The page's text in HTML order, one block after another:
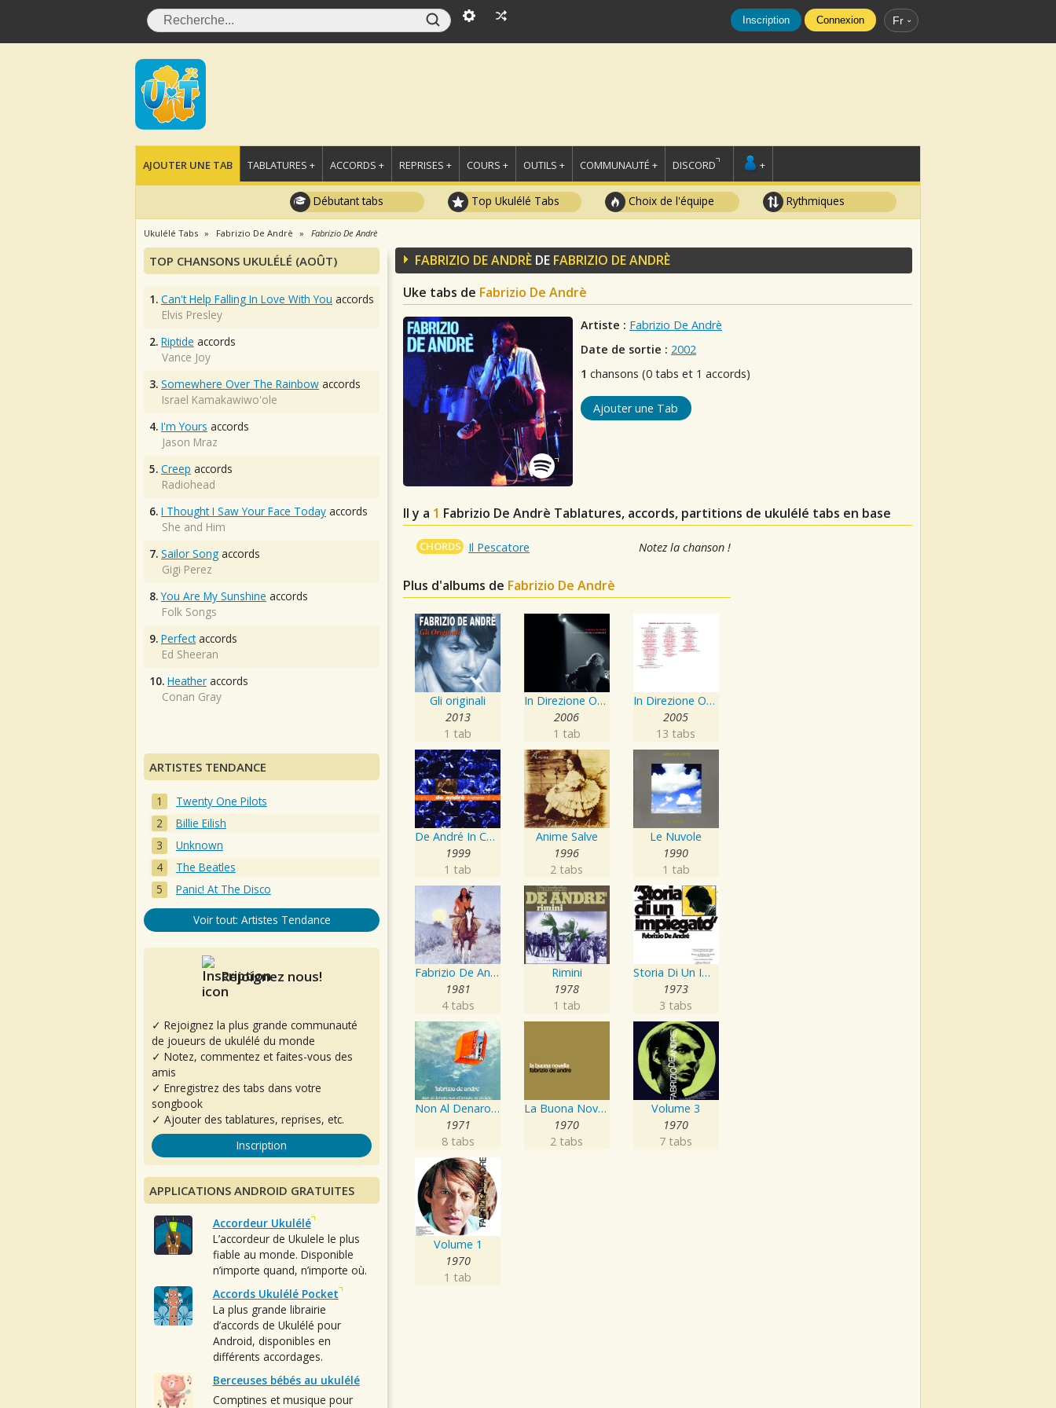
Inscription Connexion Fr
AJOUTER UNE TAB TABLATURES + ACCORDS + REPRISES + COURS + OUTILS + COMMUNAUTÉ + DISCORD +
Débutant tabs Top Ukulélé Tabs Choix de l'équipe Rythmiques
Ukulélé Tabs Fabrizio De Andrè Fabrizio De Andrè
FABRIZIO DE ANDRÈ DE FABRIZIO DE ANDRÈ
Uke tabs de Fabrizio De Andrè
Artiste : Fabrizio De Andrè
Date de sortie : 2002
1 chansons (0 tabs et 1 accords)
Ajouter une Tab
Il y a 1 Fabrizio De Andrè Tablatures, accords, partitions de ukulélé tabs en base
CHORDS Il Pescatore Notez la chanson !
Plus d'albums de Fabrizio De Andrè
Gli originali
2013
1 tab
In Direzione Ostinata E Contraria Vol 2
2006
1 tab
In Direzione Ostinata e Contraria
2005
13 tabs
De André In Concerto
1999
1 tab
Anime Salve
1996
2 tabs
Le Nuvole
1990
1 tab
Fabrizio De André
1981
4 tabs
Rimini
1978
1 tab
Storia Di Un Impiegato
1973
3 tabs
Non Al Denaro, Non All'Amore, Ne Al Cielo
1971
8 tabs
La Buona Novella
1970
2 tabs
Volume 3
1970
7 tabs
Volume 1
1970
1 tab
TOP CHANSONS UKULÉLÉ (AOÛT)
1. Can't Help Falling In Love With You accords
Elvis Presley
2. Riptide accords
Vance Joy
3. Somewhere Over The Rainbow accords
Israel Kamakawiwo'ole
4. I'm Yours accords
Jason Mraz
5. Creep accords
Radiohead
6. I Thought I Saw Your Face Today accords
She and Him
7. Sailor Song accords
Gigi Perez
8. You Are My Sunshine accords
Folk Songs
9. Perfectaccords
Ed Sheeran
10. Heather accords
Conan Gray
ARTISTES TENDANCE
Twenty One Pilots
Billie Eilish
Unknown
The Beatles
Panic! At The Disco
Voir tout: Artistes Tendance
Rejoignez nous!
✓ Rejoignez la plus grande communauté
de joueurs de ukulélé du monde
✓ Notez, commentez et faites-vous des
amis
✓ Enregistrez des tabs dans votre
songbook
✓ Ajouter des tablatures, reprises, etc.
Inscription
APPLICATIONS ANDROID GRATUITES
Accordeur Ukulélé
L’accordeur de Ukulele le plus
fiable au monde. Disponible
n’importe quand, n’importe où.
Accords Ukulélé Pocket
La plus grande librairie
d’accords de Ukulélé pour
Android, disponibles en
différents accordages.
Berceuses bébés au ukulélé
Comptines et musique pour